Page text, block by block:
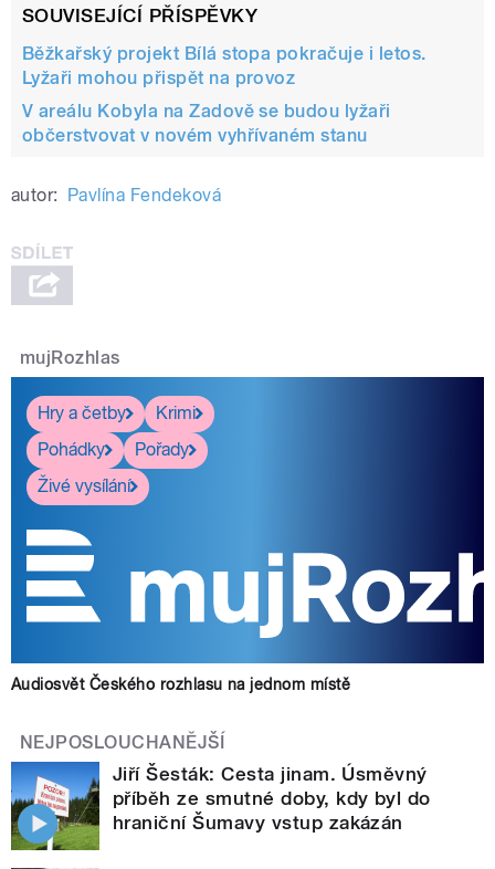
SOUVISEJÍCÍ PŘÍSPĚVKY
Běžkařský projekt Bílá stopa pokračuje i letos.
Lyžaři mohou přispět na provoz
V areálu Kobyla na Zadově se budou lyžaři
občerstvovat v novém vyhřívaném stanu
autor: Pavlína Fendeková
mujRozhlas
Hry a četby
Krimi
Pohádky
Pořady
Živé vysílání
Audiosvět Českého rozhlasu na jednom místě
NEJPOSLOUCHANĚJŠÍ
Jiří Šesták: Cesta jinam. Úsměvný
příběh ze smutné doby, kdy byl do
hraniční Šumavy vstup zakázán